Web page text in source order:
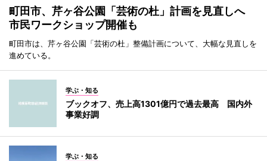
町田市、芹ヶ谷公園「芸術の杜」計画を見直しへ
市民ワークショップ開催も
町田市は、芹ヶ谷公園「芸術の杜」整備計画について、大幅な見直しを
進めている。
学ぶ・知る
ブックオフ、売上高1301億円で過去最高 国内外
事業好調
学ぶ・知る